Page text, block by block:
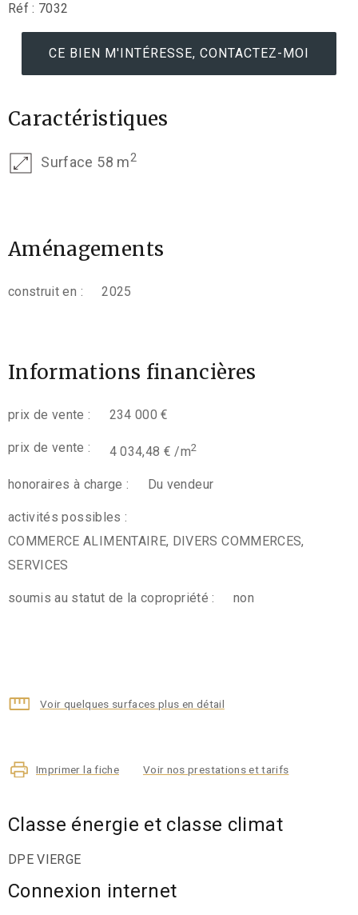
Réf : 7032
CE BIEN M'INTÉRESSE, CONTACTEZ-MOI
Caractéristiques
Surface 58 m2
Aménagements
construit en : 2025
Informations financières
prix de vente : 234 000 €
prix de vente : 4 034,48 € /m2
honoraires à charge : Du vendeur
activités possibles :
COMMERCE ALIMENTAIRE, DIVERS COMMERCES,
SERVICES
soumis au statut de la copropriété : non
Voir quelques surfaces plus en détail
Imprimer la fiche Voir nos prestations et tarifs
Classe énergie et classe climat
DPE VIERGE
Connexion internet